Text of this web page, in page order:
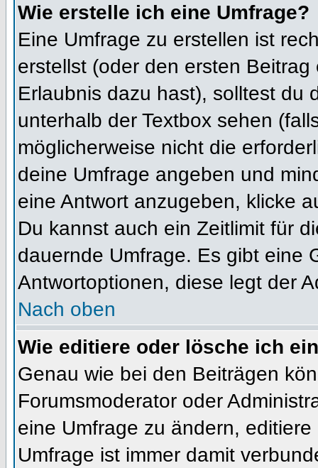
Wie erstelle ich eine Umfrage?
Eine Umfrage zu erstellen ist
erstellst (oder den ersten
Erlaubnis dazu hast), solltest du
unterhalb der Textbox sehen
möglicherweise nicht die
deine Umfrage angeben und
eine Antwort anzugeben, klicke
Du kannst auch ein Zeitlimit für
dauernde Umfrage. Es gibt eine
Antwortoptionen, diese legt der
Nach oben
Wie editiere oder lösche ich
Genau wie bei den Beiträgen
Forumsmoderator oder
eine Umfrage zu ändern,
Umfrage ist immer damit